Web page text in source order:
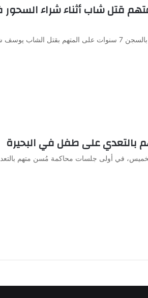
قتل شاب أثناء شراء
حكمت محكمة جنايات شبين الكوم في المنوفية بالسجن 7 سنوات على المتهم
على طفل في البحيرة
دمنهور، الدائرة 12، اليوم الخميس، في أولى جلسات محاكمة مُسن